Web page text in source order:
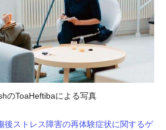
のToaHeftibaによる写真
後ストレス障害の再体験症状に関するゲ